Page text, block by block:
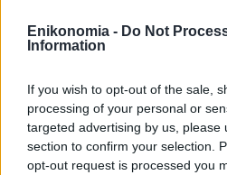
Enikonomia - Do Not
Information
If you wish to opt-out of the sale,
processing of your personal or
targeted advertising by us, please
section to confirm your selection.
opt-out request is processed you
σέρνουμε τη βαλίτσα
προειδοποίηση των